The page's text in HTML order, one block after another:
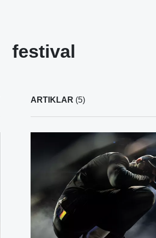
festival
ARTIKLAR (5)